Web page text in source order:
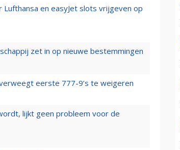
en easyJet slots vrijgeven op
zet in op nieuwe bestemmingen
eerste 777-9’s te weigeren
lijkt geen probleem voor de